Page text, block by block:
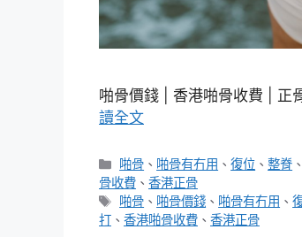
啪骨價錢 | 香港啪骨收費 |
讀全文
分
類
啪骨 、 啪骨有冇用 、復位 、整脊
骨收費 、 香港正骨
標
籤
啪骨 、 啪骨價錢 、 啪骨有冇用 、
打 、 香港啪骨收費 、 香港正骨